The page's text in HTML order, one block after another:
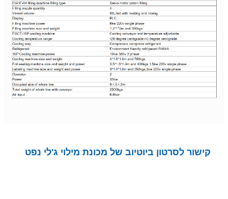
קישור לסרטון ביוטיוב של מכונת מילוי ג'לי נפט